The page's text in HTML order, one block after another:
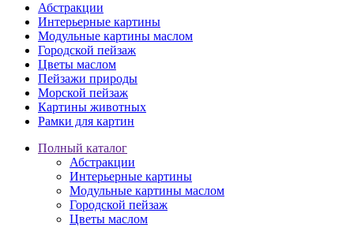
Абстракции
Интерьерные картины
Модульные картины маслом
Городской пейзаж
Цветы маслом
Пейзажи природы
Морской пейзаж
Картины животных
Рамки для картин
Полный каталог
Абстракции
Интерьерные картины
Модульные картины маслом
Городской пейзаж
Цветы маслом